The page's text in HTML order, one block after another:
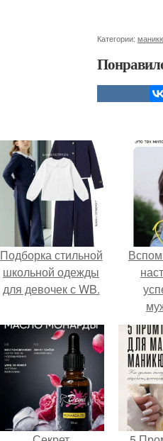
Категории:
Подборка стильной
школьной одежды
для девочек с WB.